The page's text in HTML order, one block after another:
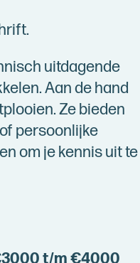
uitdagende
Aan de hand
Ze bieden
persoonlijke
om je kennis uit te
t/m €4000